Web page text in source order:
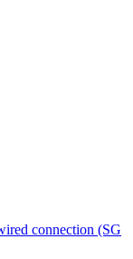
connection (SG